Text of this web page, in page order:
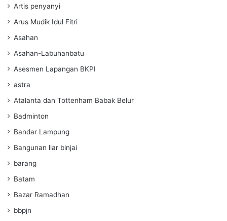
Artis penyanyi
Arus Mudik Idul Fitri
Asahan
Asahan-Labuhanbatu
Asesmen Lapangan BKPI
astra
Atalanta dan Tottenham Babak Belur
Badminton
Bandar Lampung
Bangunan liar binjai
barang
Batam
Bazar Ramadhan
bbpjn